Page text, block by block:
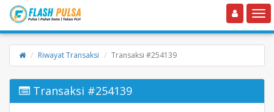
Toggle navigation
Riwayat Transaksi Transaksi #254139
Transaksi #254139